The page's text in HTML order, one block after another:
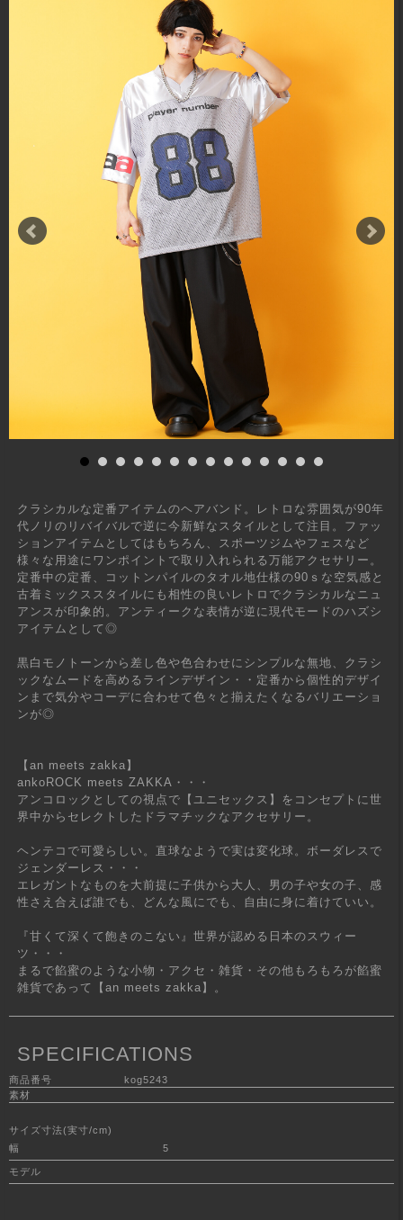
クラシカルな定番アイテムのヘアバンド。レトロな雰囲気が90年
代ノリのリバイバルで逆に今新鮮なスタイルとして注目。ファッ
ションアイテムとしてはもちろん、スポーツジムやフェスなど
様々な用途にワンポイントで取り入れられる万能アクセサリー。
定番中の定番、コットンパイルのタオル地仕様の90ｓな空気感と
古着ミックススタイルにも相性の良いレトロでクラシカルなニュ
アンスが印象的。アンティークな表情が逆に現代モードのハズシ
アイテムとして◎
黒白モノトーンから差し色や色合わせにシンプルな無地、クラシ
ックなムードを高めるラインデザイン・・定番から個性的デザイ
ンまで気分やコーデに合わせて色々と揃えたくなるバリエーショ
ンが◎
【an meets zakka】
ankoROCK meets ZAKKA・・・
アンコロックとしての視点で【ユニセックス】をコンセプトに世
界中からセレクトしたドラマチックなアクセサリー。
ヘンテコで可愛らしい。直球なようで実は変化球。ボーダレスで
ジェンダーレス・・・
エレガントなものを大前提に子供から大人、男の子や女の子、感
性さえ合えば誰でも、どんな風にでも、自由に身に着けていい。
『甘くて深くて飽きのこない』世界が認める日本のスウィー
ツ・・・
まるで餡蜜のような小物・アクセ・雑貨・その他もろもろが餡蜜
雑貨であって【an meets zakka】。
SPECIFICATIONS
商品番号
kog5243
素材
サイズ寸法(実寸/cm)
幅
5
モデル